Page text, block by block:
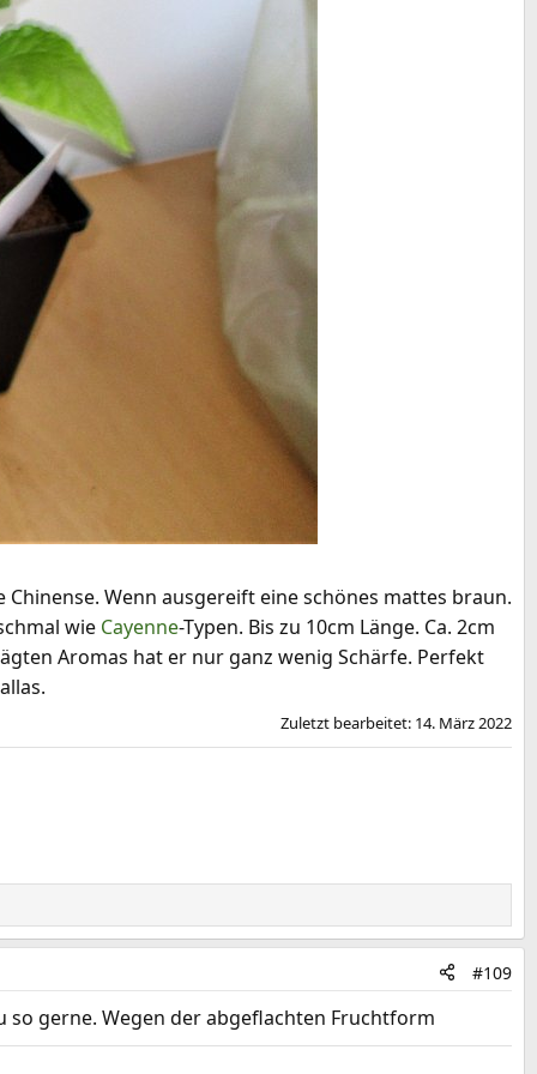
Wenn ausgereift eine schönes mattes braun.
wie Cayenne-Typen. Bis zu 10cm Länge. Ca. 2cm
Aromas hat er nur ganz wenig Schärfe. Perfekt
Zuletzt bearbeitet: 14. März 2022
#109
gerne. Wegen der abgeflachten Fruchtform